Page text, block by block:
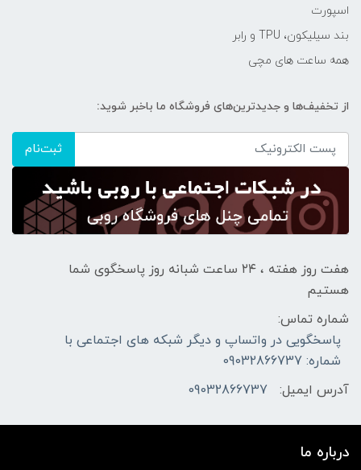
اسپورت
بند سیلیکون، TPU و رابر
همه ساعت های مچی
از تخفیف‌ها و جدیدترین‌های فروشگاه ما باخبر شوید:
ثبت‌نام
هفت روز هفته ، ۲۴ ساعت شبانه‌ روز پاسخگوی شما
هستیم
شماره تماس:
پاسخگویی در واتساپ و دیگر شبکه های اجتماعی با
شماره: 09032866737
آدرس ایمیل:
09032866737
درباره ما